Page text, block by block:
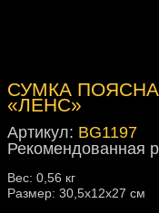
СУМКА
«ЛЕНС»
Артикул: BG1197
Рекомендованная
Вес: 0,56 кг
Размер: 30,5x12x27 см